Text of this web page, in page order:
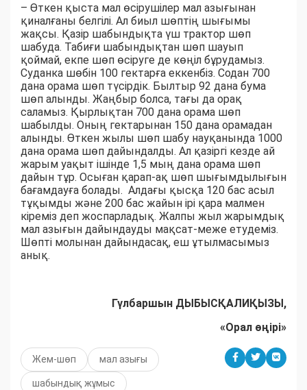
– Өткен қыста мал өсірушілер мал азығынан
қиналғаны белгілі. Ал биыл шөптің шығымы
жақсы. Қазір шабындықта үш трактор шөп
шабуда. Табиғи шабындықтан шөп шауып
қоймай, екпе шөп өсіруге де көңіл бұрудамыз.
Суданка шөбін 100 гектарға еккенбіз. Содан 700
дана орама шөп түсірдік. Былтыр 92 дана бума
шөп алынды. Жаңбыр болса, тағы да орақ
саламыз. Қырлықтан 700 дана орама шөп
шабылды. Оның гектарынан 150 дана орамадан
алынды. Өткен жылы шөп шабу науқанында 1000
дана орама шөп дайындалды. Ал қазіргі кезде ай
жарым уақыт ішінде 1,5 мың дана орама шөп
дайын тұр. Осыған қарап-ақ шөп шығымдылығын
бағамдауға болады. Алдағы қысқа 120 бас асыл
тұқымды және 200 бас жайын ірі қара малмен
кіреміз деп жоспарладық. Жалпы жыл жарымдық
мал азығын дайындауды мақсат-меже етудеміз.
Шөпті молынан дайындасақ, еш ұтылмасымыз
анық.
Гүлбаршын ДЫБЫСҚАЛИҚЫЗЫ,
«Орал өңірі»
Жем-шөп мал азығы
шабындық жұмыс